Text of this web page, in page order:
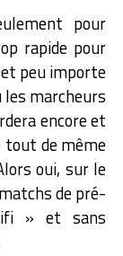
pour
rapide pour
peu importe
les marcheurs
encore et
de même
oui, sur le
de pré-
» et sans